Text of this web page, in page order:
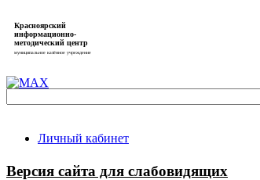
Красноярский
информационно-
методический центр
муниципальное казённое учреждение
Личный кабинет
Версия сайта для слабовидящих